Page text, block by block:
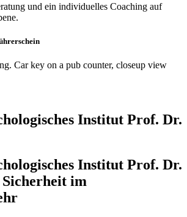
und ein individuelles Coaching auf
Institut Prof. Dr.
Institut Prof. Dr.
Sicherheit im